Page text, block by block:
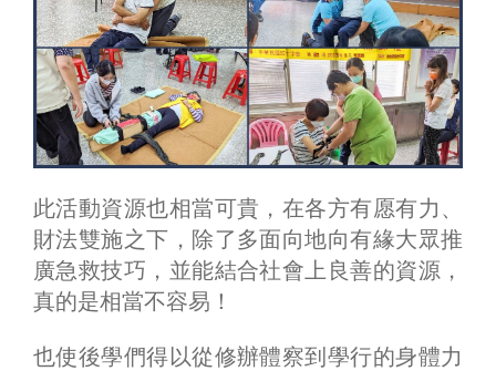
此活動資源也相當可貴，在各方有愿有力、
財法雙施之下，除了多面向地向有緣大眾推
廣急救技巧，並能結合社會上良善的資源，
真的是相當不容易！
也使後學們得以從修辦體察到學行的身體力